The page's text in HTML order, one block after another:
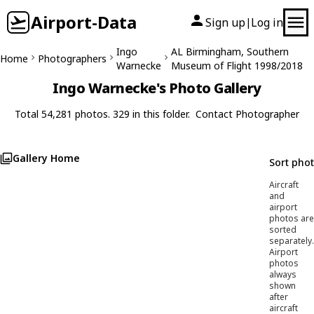
Airport-Data Sign up| Log in
Home Photographers
Ingo
Warnecke
AL Birmingham, Southern
Museum of Flight 1998/2018
Ingo Warnecke's Photo Gallery
Total 54,281 photos. 329 in this folder. Contact Photographer
Gallery Home Sort
Aircraft
and
airport
photos are
sorted
separately.
Airport
photos
always
shown
after
aircraft